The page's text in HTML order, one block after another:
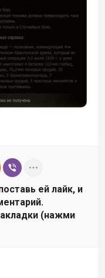
ей лайк, и
(нажми